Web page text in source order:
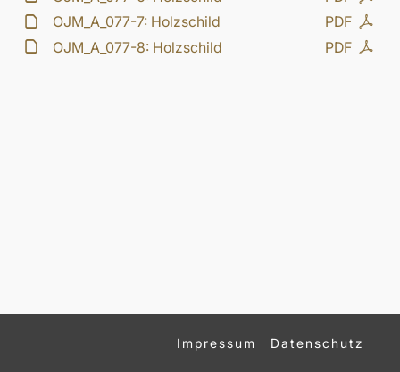
PDF
OJM_A_077-7: Holzschild
PDF
OJM_A_077-8: Holzschild
Impressum Datenschutz